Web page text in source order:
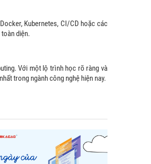
Kubernetes, CI/CD hoặc các
diện.
Với một lộ trình học rõ ràng và
trong ngành công nghệ hiện nay.